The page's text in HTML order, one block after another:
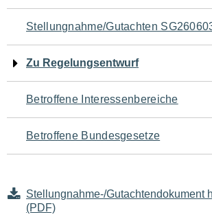
Navigation
für
den
Seiteninhalt
Stellungnahme/Gutachten
Zu Regelungsentwurf
Betroffene Interessenbereiche
Betroffene Bundesgesetze
Stellungnahme-/Gutachtendokument
(PDF)